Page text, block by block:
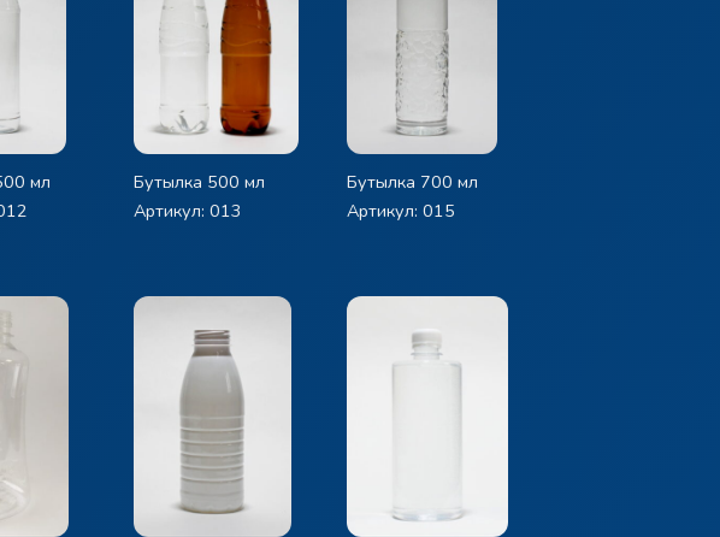
мл
Бутылка 500 мл
Артикул: 013
Бутылка 700 мл
Артикул: 015